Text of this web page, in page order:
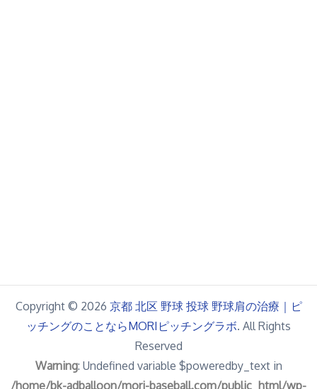
Copyright © 2026 京都 北区 野球 投球 野球肩の治療｜ピ
ッチングのことならMORIピッチングラボ. All Rights
Reserved
Warning: Undefined variable $poweredby_text in
/home/bk-adballoon/mori-baseball.com/public_html/wp-